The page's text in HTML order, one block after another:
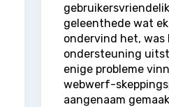
geleenthede wat
ondervind het, was
ondersteuning
enige probleme
webwerf-
aangenaam